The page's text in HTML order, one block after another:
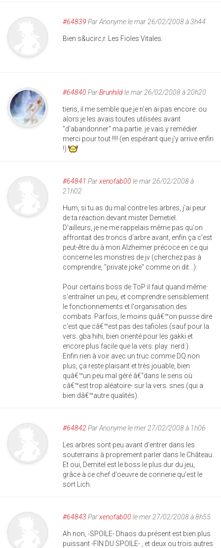
#64839 ParAnonymele mar 26/02/2008 à 3h44
Bien s&ucirc;r. Les Fioles Vitales.
#64840 ParBrunhildle mar 26/02/2008 à 20h20
tiens, il me semble que je n'en ai pas encore. ou
alors je les avais toutes utilisées avant
"d'abandonner" ma partie. je vais y remédier.
merci pour tout !!!! (en espérant que j'y arrive enfin
!)
#64841 Parxenofab00 le mar 26/02/2008 à
21h02
Hum, si tu as du mal contre les arbres, j'ai peur
de ta réaction devant mister Demetiel.
D'ailleurs, je ne me rappelais même pas qu'on
affrontait des troncs d'arbre avant, enfin ça c'est
peut-être du à mon Alzheimer précoce en ce qui
concerne les monstres de jv (cherchez pas à
comprendre, "private joke" comme on dit...).
Pour certains boss de ToP il faut quand même
s'entraîner un peu, et comprendre sensiblement
le fonctionnements et l'organisation des
combats. Parfois, le moins quâ€™on puisse dire
c'est que câ€™est pas des tafioles (sauf pour la
vers. gba hihi, bien orienté pour les gakki et
encore plus facile que la vers. play :nerd:).
Enfin rien à voir avec un truc comme DQ non
plus, ça reste plaisant et très jouable, bien
quâ€™un peu mal géré â€“dans le sens où
câ€™est trop aléatoire- sur la vers. snes (qui a
bien dâ€™autre qualités).
#64842 ParAnonymele mer 27/02/2008 à 1h06
Les arbres sont peu avant d'entrer dans les
souterrains à proprement parler dans le Château.
Et oui, Demitel est le boss le plus dur du jeu,
grâce à ce chef d'oeuvre de connerie qu'est le
sort Lich.
#64843 Parxenofab00 le mer 27/02/2008 à 8h55
Ah non, -SPOILE- Dhaos du présent est bien plus
puissant -FIN DU SPOILE- , et deux ou trois autres